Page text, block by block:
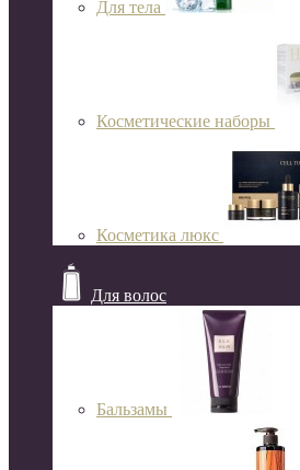
Для тела
Косметические наборы
Косметика люкс
Для волос
Бальзамы